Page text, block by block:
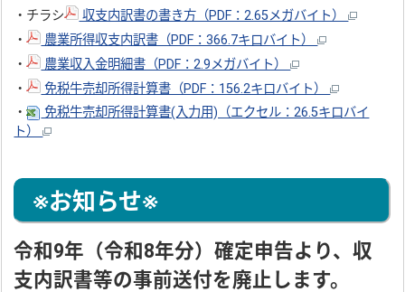
・チラシ
収支内訳書の書き方（PDF：2.65メガバイト）
・
農業所得収支内訳書（PDF：366.7キロバイト）
・
農業収入金明細書（PDF：2.9メガバイト）
・
免税牛売却所得計算書（PDF：156.2キロバイト）
・
免税牛売却所得計算書(入力用)（エクセル：26.5キロバイ
ト）
※お知らせ※
令和9年（令和8年分）確定申告より、収
支内訳書等の事前送付を廃止します。